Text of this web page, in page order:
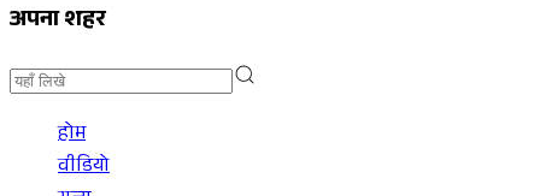
अपना शहर
होम
वीडियो